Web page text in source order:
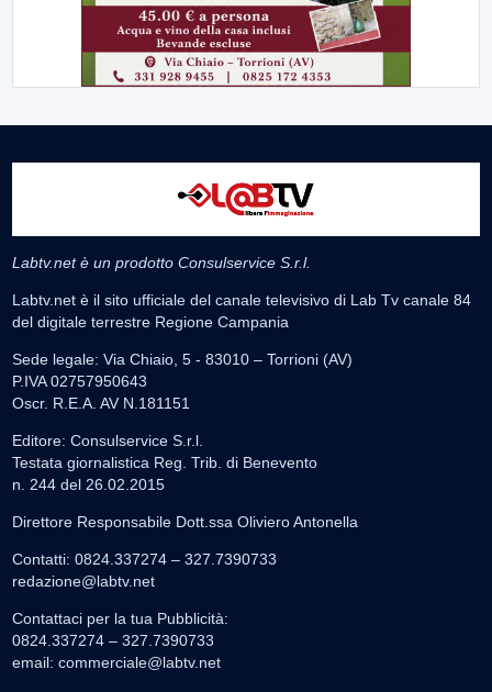
Labtv.net è un prodotto Consulservice S.r.l.
Labtv.net è il sito ufficiale del canale televisivo di Lab Tv canale 84
del digitale terrestre Regione Campania
Sede legale: Via Chiaio, 5 - 83010 – Torrioni (AV)
P.IVA 02757950643
Oscr. R.E.A. AV N.181151
Editore: Consulservice S.r.l.
Testata giornalistica Reg. Trib. di Benevento
n. 244 del 26.02.2015
Direttore Responsabile Dott.ssa Oliviero Antonella
Contatti: 0824.337274 – 327.7390733
redazione@labtv.net
Contattaci per la tua Pubblicità:
0824.337274 – 327.7390733
email: commerciale@labtv.net